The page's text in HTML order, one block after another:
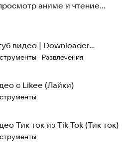
аниме и чтение
видео | Downloader
· Развлечения
с Likee (Лайки)
Тик ток из Tik Tok (Тик ток)